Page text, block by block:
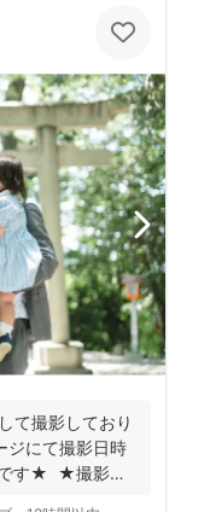
て撮影しており
にて撮影日時
です★ ★撮影に